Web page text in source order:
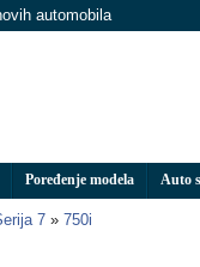
automobila
Poređenje modela Auto
7 » 750i